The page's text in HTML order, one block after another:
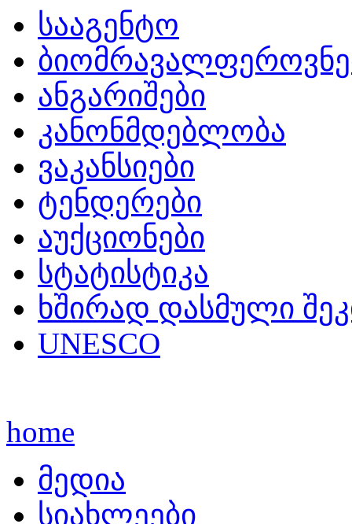
სააგენტო
ანგარიშები
კანონმდებლობა
ვაკანსიები
ტენდერები
აუქციონები
სტატისტიკა
ხშირად დასმული
UNESCO
home
მედია
სიახლეები